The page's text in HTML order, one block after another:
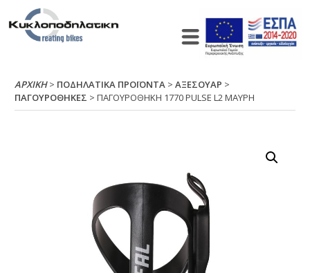
ΑΡΧΙΚΉ> ΠΟΔΗΛΑΤΙΚΑ ΠΡΟΪΟΝΤΑ >ΑΞΕΣΟΥΑΡ >
ΠΑΓΟΥΡΟΘΗΚΕΣ > ΠΑΓΟΥΡΟΘΗΚΗ 1770 ΡULSΕ L2 ΜΑΥΡΗ